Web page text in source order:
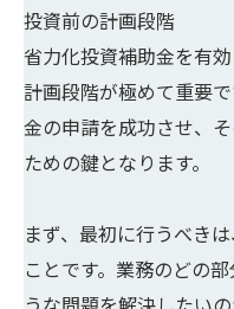
投資前の計画段階
省力化投資補助金を有
計画段階が極めて重要
金の申請を成功させ、
ための鍵となります。
まず、最初に行うべき
ことです。業務のどの